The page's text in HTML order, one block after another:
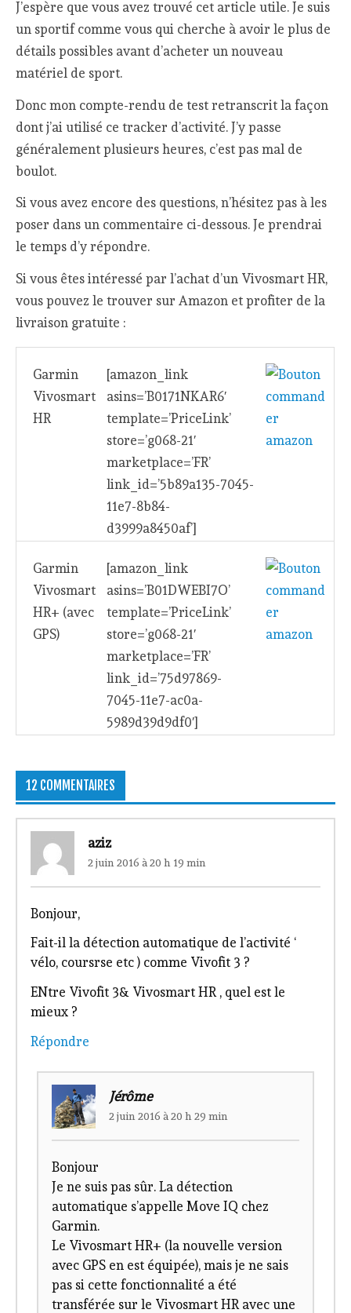
J’espère que vous avez trouvé cet article utile. Je suis
un sportif comme vous qui cherche à avoir le plus de
détails possibles avant d’acheter un nouveau
matériel de sport.
Donc mon compte-rendu de test retranscrit la façon
dont j’ai utilisé ce tracker d’activité. J’y passe
généralement plusieurs heures, c’est pas mal de
boulot.
Si vous avez encore des questions, n’hésitez pas à les
poser dans un commentaire ci-dessous. Je prendrai
le temps d’y répondre.
Si vous êtes intéressé par l’achat d’un Vivosmart HR,
vous pouvez le trouver sur Amazon et profiter de la
livraison gratuite :
Garmin
Vivosmart
HR
[amazon_link
asins=’B0171NKAR6′
template=’PriceLink’
store=’g068-21′
marketplace=’FR’
link_id=’5b89a135-7045-
11e7-8b84-
d3999a8450af’]
Garmin
Vivosmart
HR+ (avec
GPS)
[amazon_link
asins=’B01DWEBI7O’
template=’PriceLink’
store=’g068-21′
marketplace=’FR’
link_id=’75d97869-
7045-11e7-ac0a-
5989d39d9df0′]
12 COMMENTAIRES
aziz
2 juin 2016 à 20 h 19 min
Bonjour,
Fait-il la détection automatique de l’activité ‘
vélo, coursrse etc ) comme Vivofit 3 ?
ENtre Vivofit 3& Vivosmart HR , quel est le
mieux ?
Répondre
Jérôme
2 juin 2016 à 20 h 29 min
Bonjour
Je ne suis pas sûr. La détection
automatique s’appelle Move IQ chez
Garmin.
Le Vivosmart HR+ (la nouvelle version
avec GPS en est équipée), mais je ne sais
pas si cette fonctionnalité a été
transférée sur le Vivosmart HR avec une